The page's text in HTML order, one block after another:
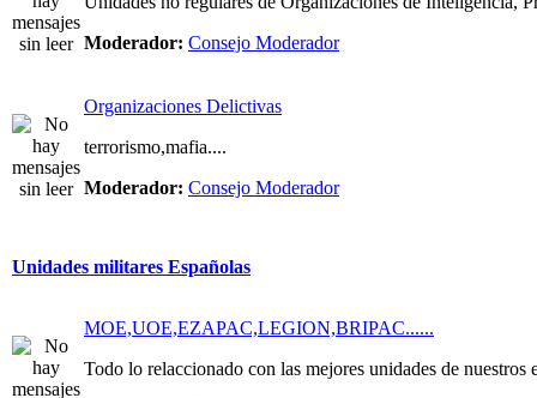
Moderador: Consejo Moderador
Organizaciones Delictivas
terrorismo,mafia....
Moderador: Consejo Moderador
Unidades militares Españolas
MOE,UOE,EZAPAC,LEGION,BRIPAC......
Todo lo relaccionado con las mejores unidades de nuestros